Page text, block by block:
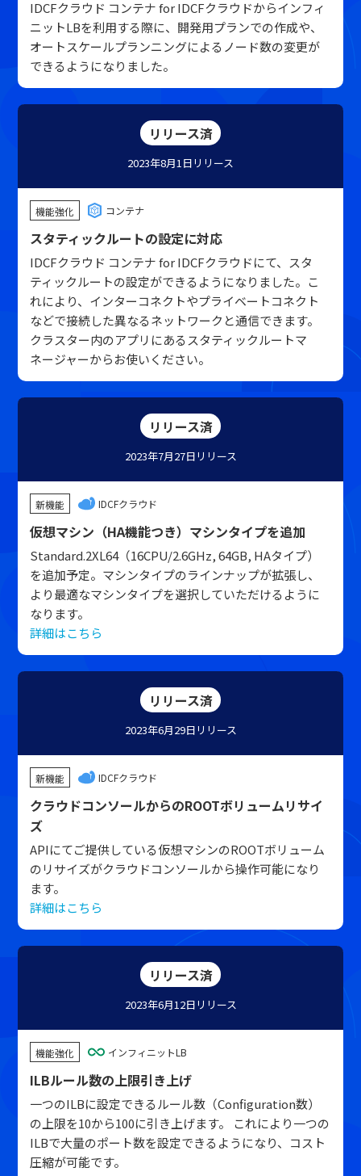
IDCFクラウド コンテナ for IDCFクラウドからインフィ
ニットLBを利用する際に、開発用プランでの作成や、
オートスケールプランニングによるノード数の変更が
できるようになりました。
リリース済
2023年8月1日リリース
機能強化 コンテナ
スタティックルートの設定に対応
IDCFクラウド コンテナ for IDCFクラウドにて、スタ
ティックルートの設定ができるようになりました。こ
れにより、インターコネクトやプライベートコネクト
などで接続した異なるネットワークと通信できます。
クラスター内のアプリにあるスタティックルートマ
ネージャーからお使いください。
リリース済
2023年7月27日リリース
新機能 IDCFクラウド
仮想マシン（HA機能つき）マシンタイプを追加
Standard.2XL64（16CPU/2.6GHz, 64GB, HAタイプ）
を追加予定。マシンタイプのラインナップが拡張し、
より最適なマシンタイプを選択していただけるように
なります。
詳細はこちら
リリース済
2023年6月29日リリース
新機能 IDCFクラウド
クラウドコンソールからのROOTボリュームリサイ
ズ
APIにてご提供している仮想マシンのROOTボリューム
のリサイズがクラウドコンソールから操作可能になり
ます。
詳細はこちら
リリース済
2023年6月12日リリース
機能強化 インフィニットLB
ILBルール数の上限引き上げ
一つのILBに設定できるルール数（Configuration数）
の上限を10から100に引き上げます。 これにより一つの
ILBで大量のポート数を設定できるようになり、コスト
圧縮が可能です。